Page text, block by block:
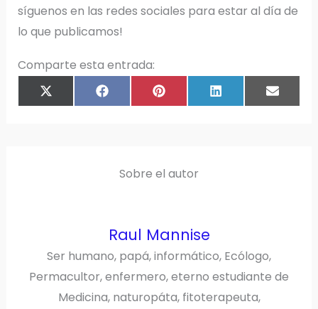
síguenos en las redes sociales para estar al día de
lo que publicamos!
Comparte esta entrada:
COMPARTIR
EN
X
T
COMPARTIR
F
C
COMPARTIR
P
N
COMPARTIR
EN
L
N
E
A
Sobre el autor
Raul Mannise
Ser humano, papá, informático, Ecólogo,
Permacultor, enfermero, eterno estudiante de
Medicina, naturopáta, fitoterapeuta,